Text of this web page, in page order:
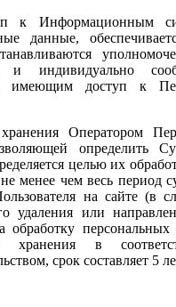
к Информационным
данные,
и индивидуально
имеющим доступ к
Оператором
определить
целью их
не менее чем весь период
на сайте (в
удаления или
обработку
хранения в
срок составляет 5